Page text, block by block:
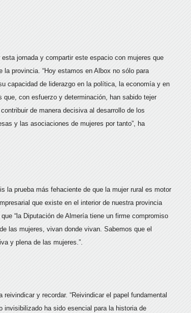
jornada y compartir este espacio con mujeres que
la provincia. “Hoy estamos en Albox no sólo para
capacidad de liderazgo en la política, la economía y en
con esfuerzo y determinación, han sabido tejer
de manera decisiva al desarrollo de los
y las asociaciones de mujeres por tanto”, ha
la prueba más fehaciente de que la mujer rural es motor
que existe en el interior de nuestra provincia
“la Diputación de Almería tiene un firme compromiso
las mujeres, vivan donde vivan. Sabemos que el
y plena de las mujeres.”.
y recordar. “Reivindicar el papel fundamental
invisibilizado ha sido esencial para la historia de